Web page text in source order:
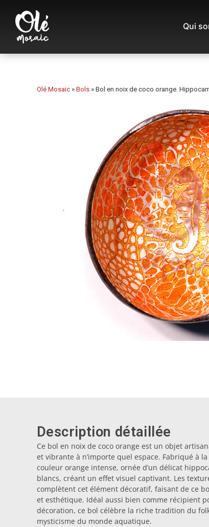
Qui
Olé Mosaic » Bols » Bol en noix de coco orange.
Description détaillée
Ce bol en noix de coco orange est un objet
et vibrante à n’importe quel espace. Fabriqué à
couleur orange intense, ornée d’un délicat
blancs, créant un effet visuel captivant. Les
complètent cet élément décoratif, faisant de ce
et esthétique. Idéal aussi bien comme récipient
décoration, ce bol célèbre la riche tradition du
mysticisme du monde aquatique.